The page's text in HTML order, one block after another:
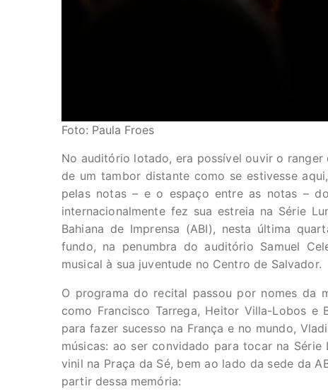
Foto: Paula Froes
No auditório lotado, era possível ouvir o
de um tambor distante como se estivesse
pelas notas – e o espaço entre as notas –
internacionalmente fez sua estreia na Série
Bahiana de Imprensa (ABI), nesta última
fundo, na penumbra do auditório Samuel
musical à sua juventude no Centro de Salvador.
O programa do recital passou por nomes da
como Francisco Tarrega, Heitor Villa-Lobos e
para fazer sucesso na França e no mundo,
músicas: ao ser convidado para tocar na
vinil na Praça da Sé, bem ao lado da sede da
partir dessa memória: